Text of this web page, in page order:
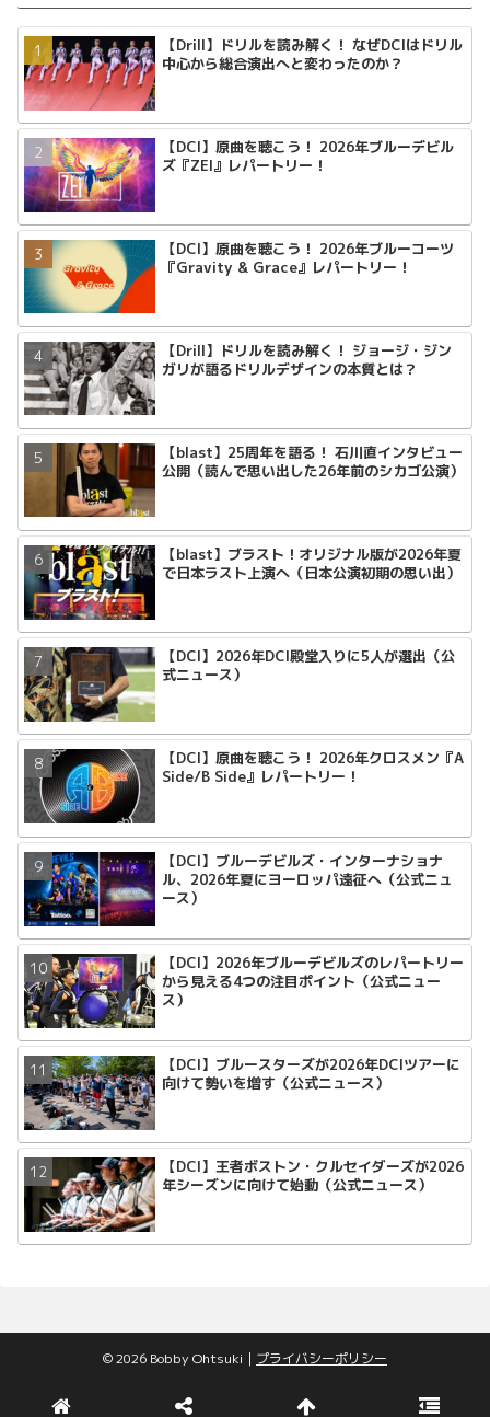
【Drill】ドリルを読み解く！ なぜDCIはドリル
中心から総合演出へと変わったのか？
【DCI】原曲を聴こう！ 2026年ブルーデビル
ズ『ZEI』レパートリー！
【DCI】原曲を聴こう！ 2026年ブルーコーツ
『Gravity & Grace』レパートリー！
【Drill】ドリルを読み解く！ ジョージ・ジン
ガリが語るドリルデザインの本質とは？
【blast】25周年を語る！ 石川直インタビュー
公開（読んで思い出した26年前のシカゴ公演）
【blast】ブラスト！オリジナル版が2026年夏
で日本ラスト上演へ（日本公演初期の思い出）
【DCI】2026年DCI殿堂入りに5人が選出（公
式ニュース）
【DCI】原曲を聴こう！ 2026年クロスメン『A
Side/B Side』レパートリー！
【DCI】ブルーデビルズ・インターナショナ
ル、2026年夏にヨーロッパ遠征へ（公式ニュ
ース）
【DCI】2026年ブルーデビルズのレパートリー
から見える4つの注目ポイント（公式ニュー
ス）
【DCI】ブルースターズが2026年DCIツアーに
向けて勢いを増す（公式ニュース）
【DCI】王者ボストン・クルセイダーズが2026
年シーズンに向けて始動（公式ニュース）
© 2026 Bobby Ohtsuki｜ プライバシーポリシー